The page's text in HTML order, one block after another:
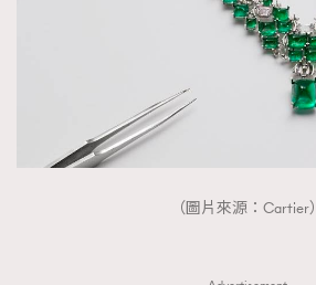
（圖片來源：Cartier）